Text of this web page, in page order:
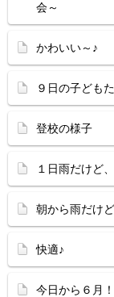
会～
かわいい～♪
９日の子ども
登校の様子
１日雨だけど
朝から雨だけ
快適♪
今日から６月！